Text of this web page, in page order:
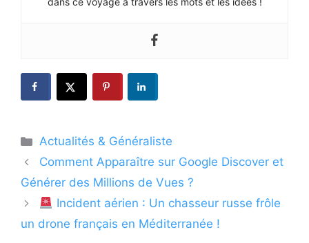
Catégories
Actualités & Généraliste
Comment Apparaître sur Google Discover et
Générer des Millions de Vues ?
Incident aérien : Un chasseur russe frôle
un drone français en Méditerranée !